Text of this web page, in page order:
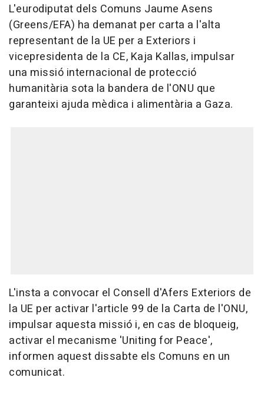
L'eurodiputat dels Comuns Jaume Asens
(Greens/EFA) ha demanat per carta a l'alta
representant de la UE per a Exteriors i
vicepresidenta de la CE, Kaja Kallas, impulsar
una missió internacional de protecció
humanitària sota la bandera de l'ONU que
garanteixi ajuda mèdica i alimentària a Gaza.
L'insta a convocar el Consell d'Afers Exteriors de
la UE per activar l'article 99 de la Carta de l'ONU,
impulsar aquesta missió i, en cas de bloqueig,
activar el mecanisme 'Uniting for Peace',
informen aquest dissabte els Comuns en un
comunicat.